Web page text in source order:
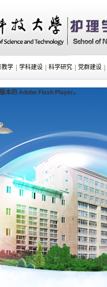
教学 | 学科建设 | 科学研究 | 党群建设 |
本的 Adobe Flash Player。